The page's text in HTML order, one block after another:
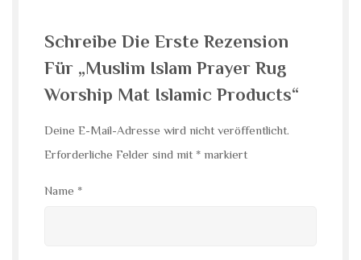
Schreibe Die Erste Rezension
Für „Muslim Islam Prayer Rug
Worship Mat Islamic Products“
Deine E-Mail-Adresse wird nicht veröffentlicht.
Erforderliche Felder sind mit * markiert
Name *